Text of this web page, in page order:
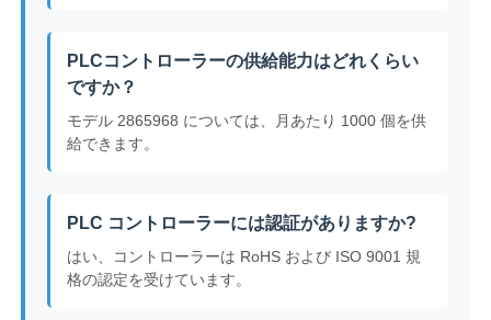
PLCコントローラーの供給能力はどれくらい
ですか？
モデル 2865968 については、月あたり 1000 個を供
給できます。
PLC コントローラーには認証がありますか?
はい、コントローラーは RoHS および ISO 9001 規
格の認定を受けています。